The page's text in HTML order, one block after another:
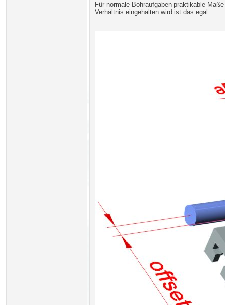
Für normale Bohraufgaben praktikable
Verhältnis eingehalten wird ist das egal.